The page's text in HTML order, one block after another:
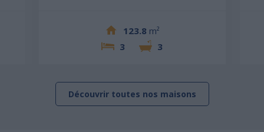
123.8 m²
3
3
Découvrir toutes nos maisons